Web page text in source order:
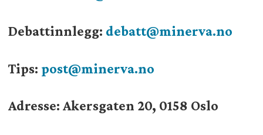
Debattinnlegg: debatt@minerva.no
Tips: post@minerva.no
Adresse: Akersgaten 20, 0158 Oslo